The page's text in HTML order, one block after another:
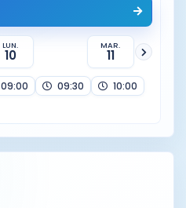
LUN.
10
MAR.
11
09:00 09:30
10:00